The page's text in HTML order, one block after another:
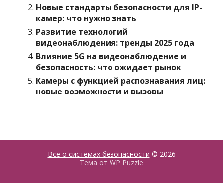
Новые стандарты безопасности для IP-
камер: что нужно знать
Развитие технологий
видеонаблюдения: тренды 2025 года
Влияние 5G на видеонаблюдение и
безопасность: что ожидает рынок
Камеры с функцией распознавания лиц:
новые возможности и вызовы
Все о системах безопасности © 2026
Тема от WP Puzzle